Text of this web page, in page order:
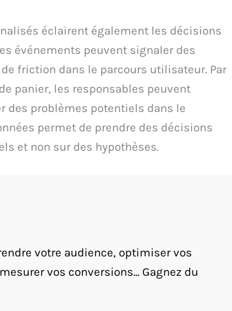
éclairent également les décisions
événements peuvent signaler des
friction dans le parcours utilisateur. Par
panier, les responsables peuvent
des problèmes potentiels dans le
permet de prendre des décisions
et non sur des hypothèses.
votre audience, optimiser vos
vos conversions... Gagnez du